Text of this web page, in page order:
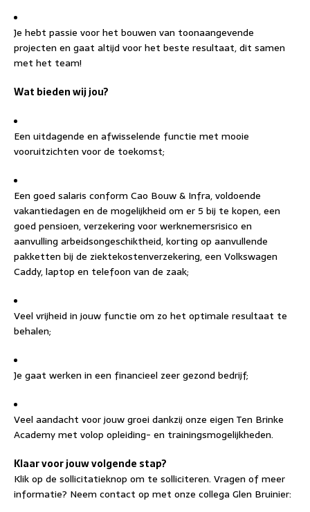
Je hebt passie voor het bouwen van toonaangevende
projecten en gaat altijd voor het beste resultaat, dit samen
met het team!
Wat bieden wij jou?
Een uitdagende en afwisselende functie met mooie
vooruitzichten voor de toekomst;
Een goed salaris conform Cao Bouw & Infra, voldoende
vakantiedagen en de mogelijkheid om er 5 bij te kopen, een
goed pensioen, verzekering voor werknemersrisico en
aanvulling arbeidsongeschiktheid, korting op aanvullende
pakketten bij de ziektekostenverzekering, een Volkswagen
Caddy, laptop en telefoon van de zaak;
Veel vrijheid in jouw functie om zo het optimale resultaat te
behalen;
Je gaat werken in een financieel zeer gezond bedrijf;
Veel aandacht voor jouw groei dankzij onze eigen Ten Brinke
Academy met volop opleiding- en trainingsmogelijkheden.
Klaar voor jouw volgende stap?
Klik op de sollicitatieknop om te solliciteren. Vragen of meer
informatie? Neem contact op met onze collega Glen Bruinier: